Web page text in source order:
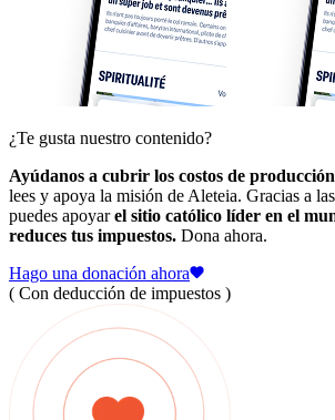
¿Te gusta nuestro contenido?
Ayúdanos a cubrir los costos de producción
lees y apoya la misión de Aleteia. Gracias a
puedes apoyarel sitio católico líder en el
reduces tus impuestos. Dona ahora.
Hago una donación ahora
( Con deducción de impuestos )